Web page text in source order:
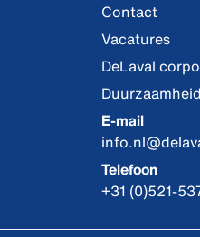
Contact
Vacatures
DeLaval
E-mail
Telefoon
+31 (0)521-